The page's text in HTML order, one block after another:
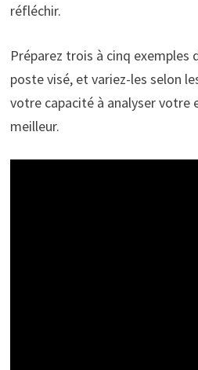
réfléchir.
Préparez trois à cinq exemples
poste visé, et variez-les selon
votre capacité à analyser votre
meilleur.